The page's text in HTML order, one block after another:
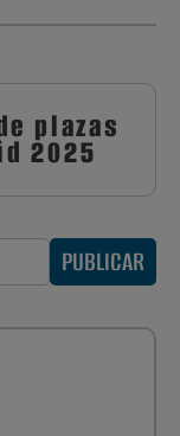
plazas
2025
PUBLICAR